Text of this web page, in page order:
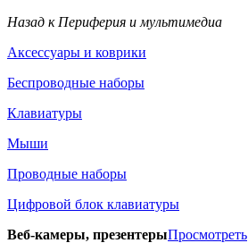
Назад к Периферия и мультимедиа
Аксессуары и коврики
Беспроводные наборы
Клавиатуры
Мыши
Проводные наборы
Цифровой блок клавиатуры
Веб-камеры, презентерыПросмотреть